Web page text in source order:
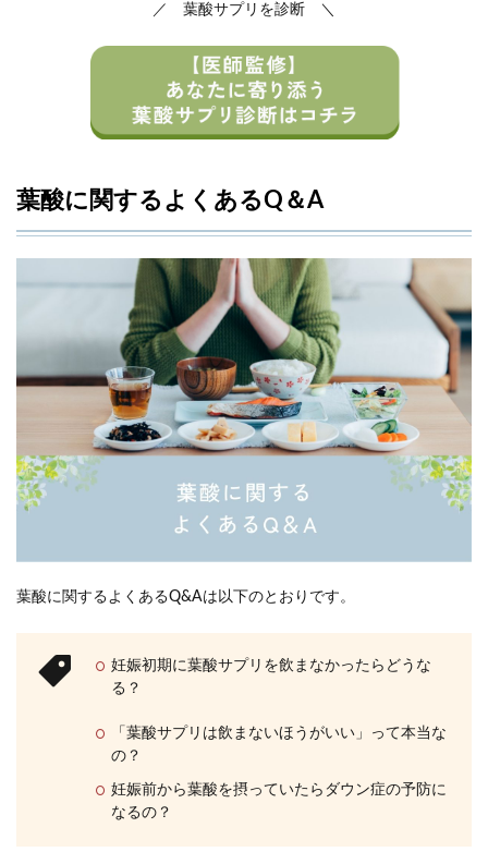
／ 葉酸サプリを診断 ＼
葉酸に関するよくあるQ＆A
葉酸に関するよくあるQ&Aは以下のとおりです。
妊娠初期に葉酸サプリを飲まなかったらどうな
る？
「葉酸サプリは飲まないほうがいい」って本当な
の？
妊娠前から葉酸を摂っていたらダウン症の予防に
なるの？